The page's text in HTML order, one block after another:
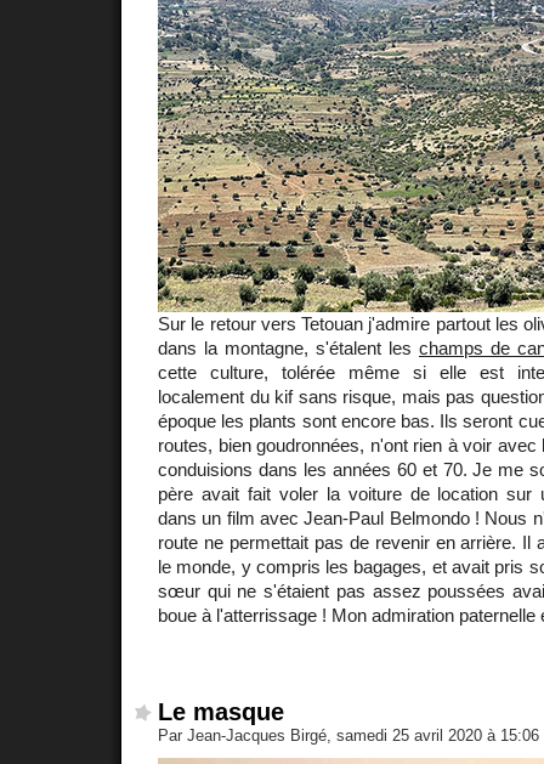
Sur le retour vers Tetouan j'admire partout les
dans la montagne, s'étalent les champs de
cette culture, tolérée même si elle est
localement du kif sans risque, mais pas
époque les plants sont encore bas. Ils seront
routes, bien goudronnées, n'ont rien à voir
conduisions dans les années 60 et 70. Je me
père avait fait voler la voiture de location sur
dans un film avec Jean-Paul Belmondo ! Nous
route ne permettait pas de revenir en arrière. Il
le monde, y compris les bagages, et avait pris
sœur qui ne s'étaient pas assez poussées
boue à l'atterrissage ! Mon admiration paternelle
Le masque
Par Jean-Jacques Birgé, samedi 25 avril 2020 à 15:06